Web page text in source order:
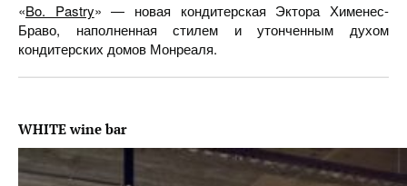
«Bo. Pastry» — новая кондитерская Эктора Хименес-
Браво, наполненная стилем и утонченным духом
кондитерских домов Монреаля.
WHITE wine bar